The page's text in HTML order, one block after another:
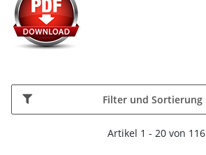
Filter und Sortierung
Artikel 1 - 20 von 116